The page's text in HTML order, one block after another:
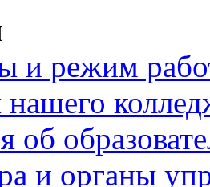
и режим
об
и органы